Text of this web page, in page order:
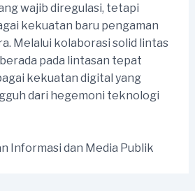
wajib diregulasi, tetapi
kekuatan baru pengaman
Melalui kolaborasi solid lintas
pada lintasan tepat
kekuatan digital yang
dari hegemoni teknologi
Informasi dan Media Publik